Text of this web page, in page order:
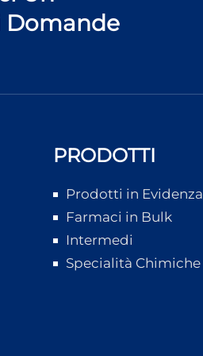
Domande
PRODOTTI
Prodotti in Evidenza
Farmaci in Bulk
Intermedi
Specialità Chimiche